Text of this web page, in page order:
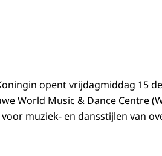
opent vrijdagmiddag 15
World Music & Dance Centre
muziek- en dansstijlen van